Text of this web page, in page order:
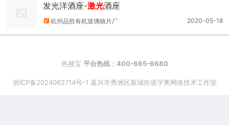
发光洋酒座-激光酒座
2020-05-18
杭州品胜有机玻璃镜片厂
热搜宝 平台热线：400-665-6680
浙ICP备2024062714号-1 嘉兴市秀洲区新城街道宇奥网络技术工作室